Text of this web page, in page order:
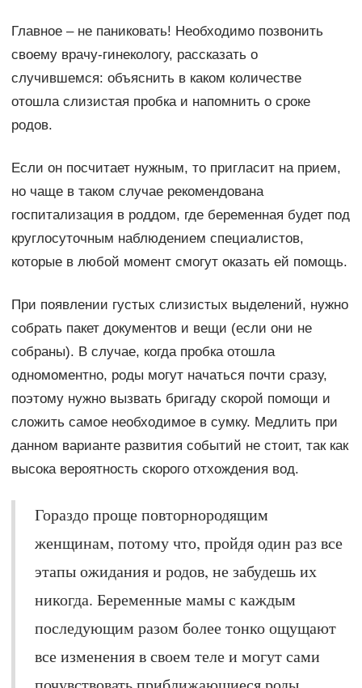
Главное – не паниковать! Необходимо позвонить
своему врачу-гинекологу, рассказать о
случившемся: объяснить в каком количестве
отошла слизистая пробка и напомнить о сроке
родов.
Если он посчитает нужным, то пригласит на прием,
но чаще в таком случае рекомендована
госпитализация в роддом, где беременная будет под
круглосуточным наблюдением специалистов,
которые в любой момент смогут оказать ей помощь.
При появлении густых слизистых выделений, нужно
собрать пакет документов и вещи (если они не
собраны). В случае, когда пробка отошла
одномоментно, роды могут начаться почти сразу,
поэтому нужно вызвать бригаду скорой помощи и
сложить самое необходимое в сумку. Медлить при
данном варианте развития событий не стоит, так как
высока вероятность скорого отхождения вод.
Гораздо проще повторнородящим
женщинам, потому что, пройдя один раз все
этапы ожидания и родов, не забудешь их
никогда. Беременные мамы с каждым
последующим разом более тонко ощущают
все изменения в своем теле и могут сами